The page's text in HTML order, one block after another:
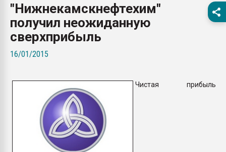
пластмасс
28.07.2026
ПЕРЕЙТИ НА
"Нижнекамскнефтехим"
получил неожиданную
сверхприбыль
16/01/2015
Чистая прибыль